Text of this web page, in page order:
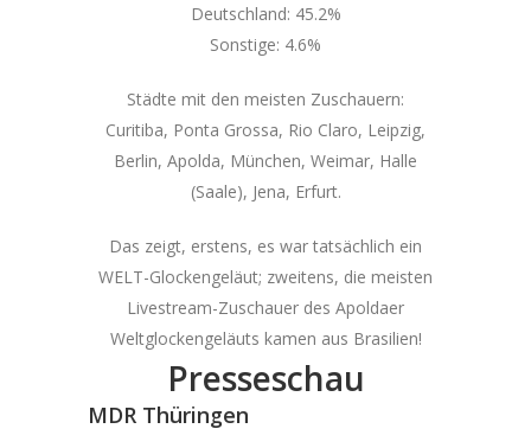
Deutschland: 45.2%
Sonstige: 4.6%
Städte mit den meisten Zuschauern:
Curitiba, Ponta Grossa, Rio Claro, Leipzig,
Berlin, Apolda, München, Weimar, Halle
(Saale), Jena, Erfurt.
Das zeigt, erstens, es war tatsächlich ein
WELT-Glockengeläut; zweitens, die meisten
Livestream-Zuschauer des Apoldaer
Weltglockengeläuts kamen aus Brasilien!
Presseschau
MDR Thüringen